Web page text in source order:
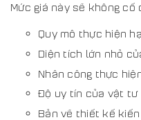
Mức giá này sẽ không
Quy mô thực hiện
Diện tích lớn nhỏ
Nhân công thực
Độ uy tín của vật tư
Bản vẽ thiết kế